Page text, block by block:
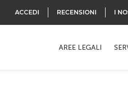
ACCEDI RECENSIONI I
AREE LEGALI